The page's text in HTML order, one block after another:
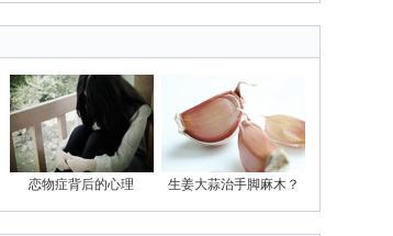
恋物症背后的心理 生姜大蒜治手脚麻木？